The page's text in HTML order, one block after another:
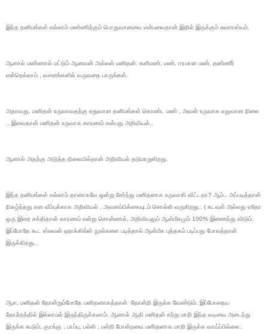
இந்த தனிமங்கள் எல்லாம் மண்ணிற்கும் பொதுவானவை என்பவைதான் இதில் இருக்கும் சுவாரஸ்யம்.
ஆனால் மண்ணால் மட்டும் ஆனவன் அல்லன் மனிதன். களிமண், மண், ஈரமான மண், தண்ணீர்
என்றெல்லாம் , வசனங்களில் வருவதை பாருங்கள்.
அதாவது, மனிதன் உருவாவதற்கு ஏதுவான தனிமங்கள் கொண்ட மண் , அவன் உருவாக ஏதுவான நிலை
.. இவைதான் மனிதன் உருவாக காரணம் என்பது அறிவியல்..
ஆனால் அதற்கு அடுத்த நிலையில்தான் அறிவியல் தடுமாறுகிறது.
இந்த தனிமங்கள் எல்லாம் தானாகவே ஒன்று சேர்ந்து மனிதனாக உருவாகி விட்டதா? ஆம்.. அப்படித்தான்
நிகழ்ந்தது என வீம்புக்காக அறிவியல் , அவனம்பிக்கையுடம் சொல்லி வருகிறது.. ( கடவுள் அல்லது ஏதோ
ஒரு இறை சக்திதான் காரணம் என்று சொன்னால், அறிவியலும் ஆன்மீகமும் 100% இணைந்து விடும்.
இப்போதே கூட ஸ்டீவன் ஹாக்கிங்ஸ் நூல்களை படித்தால் ஆன்மீக புத்தகம் படிப்பது போலத்தான்
இருக்கிறது..
ஆக, மனிதன் தோன்றும்போதே மனிதனாகத்தான் தோன்றி இருக்க வேண்டும். இப்போதைய
தோற்றத்தில் இல்லாமல் இருந்திருக்கலாம். ஆனால் ஆதி மனிதன் சற்று மாறி இந்த வடிவை அடைந்து
இருக்க கூடும், குரங்கு , பாம்பு, பல்லி , பன்றி போன்றவை மனிதனாக மாறி இருக்க வாய்ப்பில்லை..